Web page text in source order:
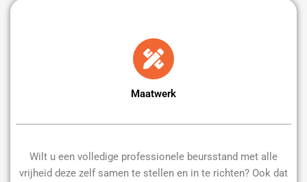
Maatwerk
Wilt u een volledige professionele beursstand met alle
vrijheid deze zelf samen te stellen en in te richten? Ook dat